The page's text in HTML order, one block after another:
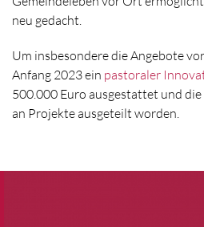
neu gedacht.
Um insbesondere die Angebote
Anfang 2023 ein pastoraler
500.000 Euro ausgestattet und
an Projekte ausgeteilt worden.